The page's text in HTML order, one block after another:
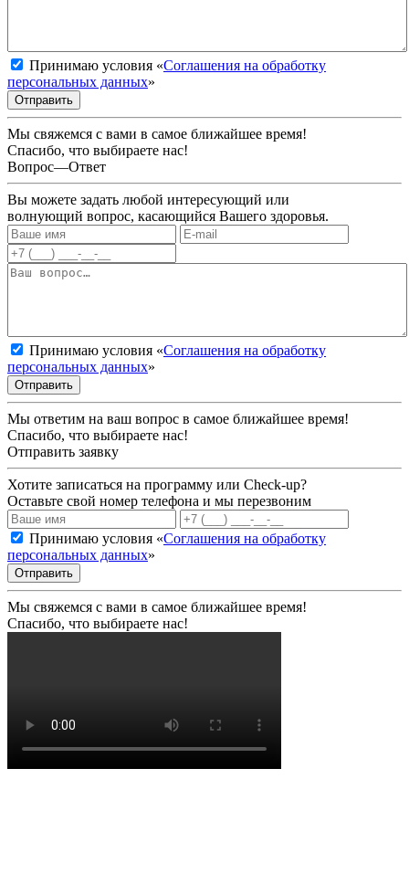
Принимаю условия «Соглашения на обработку
персональных данных»
Отправить
Мы свяжемся с вами в самое ближайшее время!
Спасибо, что выбираете нас!
Вопрос—Ответ
Вы можете задать любой интересующий или
волнующий вопрос, касающийся Вашего здоровья.
Принимаю условия «Соглашения на обработку
персональных данных»
Отправить
Мы ответим на ваш вопрос в самое ближайшее время!
Спасибо, что выбираете нас!
Отправить заявку
Хотите записаться на программу или Check-up?
Оставьте свой номер телефона и мы перезвоним
Принимаю условия «Соглашения на обработку
персональных данных»
Отправить
Мы свяжемся с вами в самое ближайшее время!
Спасибо, что выбираете нас!